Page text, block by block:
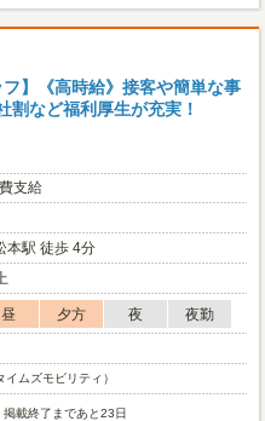
フ】《高時給》接客や簡単な事
割など福利厚生が充実！
支給
本駅 徒歩 4分
昼 夕方 夜
夜勤
ムズモビリティ）
掲載終了まであと23日